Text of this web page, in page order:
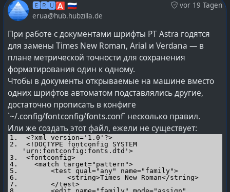
vor 19 Tagen
🅴🆁🆄🅰 🇷🇺
erua@hub.hubzilla.de
При работе с документами шрифты PT Astra годятся
для замены Times New Roman, Arial и Verdana — в
плане метрической точности для сохранения
форматирования один к одному.
Чтобы в документы открываемые на машине вместо
одних шрифтов автоматом подставлялись другие,
достаточно прописать в конфиге
`~/.config/fontconfig/fonts.conf` несколько правил.
Или же создать этот файл, ежели не существует:
<?xml version='1.0'?>
<!DOCTYPE fontconfig SYSTEM
'urn:fontconfig:fonts.dtd'>
<fontconfig>
<match target="pattern">
<test qual="any" name="family">
<string>Times New Roman</string>
</test>